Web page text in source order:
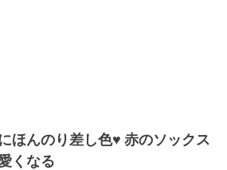
ほんのり差し色♥ 赤のソックス
くなる